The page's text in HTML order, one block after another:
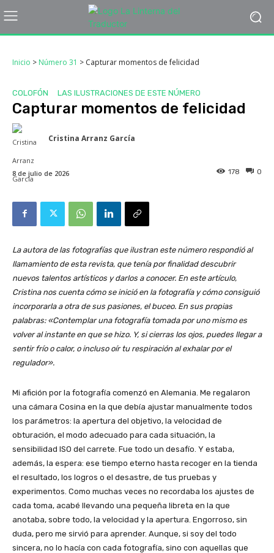
Inicio > Número 31 > Capturar momentos de felicidad
COLOFÓN LAS ILUSTRACIONES DE ESTE NÚMERO
Capturar momentos de felicidad
Cristina Arranz García
8 de julio de 2026 0
178
La autora de las fotografías que ilustran este número respondió al
llamamiento de esta revista, que tenía por finalidad descubrir
nuevos talentos artísticos y darlos a conocer. En este artículo,
Cristina nos cuenta cómo se inició en la fotografía y cómo consiguió
incorporarla a otra de sus pasiones, el buceo. En sus propias
palabras: «Contemplar una fotografía tomada por uno mismo es
volver al instante en que se hizo. Y, si cierras los ojos, puedes llegar a
sentir frío o calor, o incluso oír tu respiración al exhalar por el
regulador».
Mi afición por la fotografía comenzó en Alemania. Me regalaron
una cámara Cosina en la que debía ajustar manualmente todos
los parámetros: la apertura del objetivo, la velocidad de
obturación, el modo adecuado para cada situación, la
sensibilidad ISO del carrete. Fue todo un desafío. Y estaba,
además, la espera: ese tiempo eterno hasta recoger en la tienda
el resultado, los logros o el desastre, de tus pruebas y
experimentos. Como muchas veces no recordaba los ajustes de
cada toma, acabé llevando una pequeña libreta en la que
anotaba, sobre todo, la velocidad y la apertura. Engorroso, sin
duda, pero me sirvió para aprender. Aunque, si soy del todo
sincera, no lo hacía con cada fotografía, sino con aquellas que